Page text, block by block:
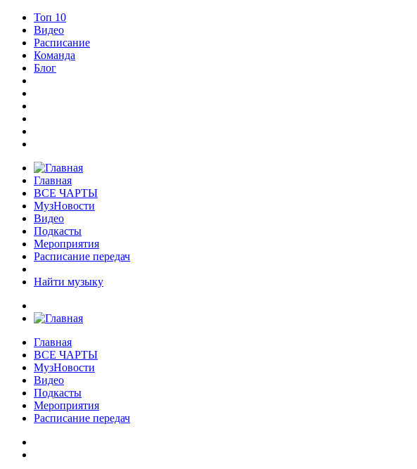
Топ 10
Видео
Расписание
Команда
Блог
Главная
ВСЕ ЧАРТЫ
МузНовости
Видео
Подкасты
Мероприятия
Расписание передач
Найти музыку
Главная
ВСЕ ЧАРТЫ
МузНовости
Видео
Подкасты
Мероприятия
Расписание передач